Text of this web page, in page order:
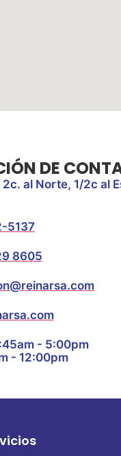
DE
2c. al Norte, 1/2c al
5137
8605
- 5:00pm
- 12:00pm